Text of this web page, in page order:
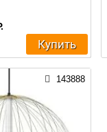
Купить
143888